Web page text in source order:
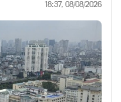
18:37, 08/08/2026